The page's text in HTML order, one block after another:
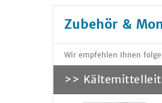
Zubehör &
Wir empfehlen Ihnen
>>